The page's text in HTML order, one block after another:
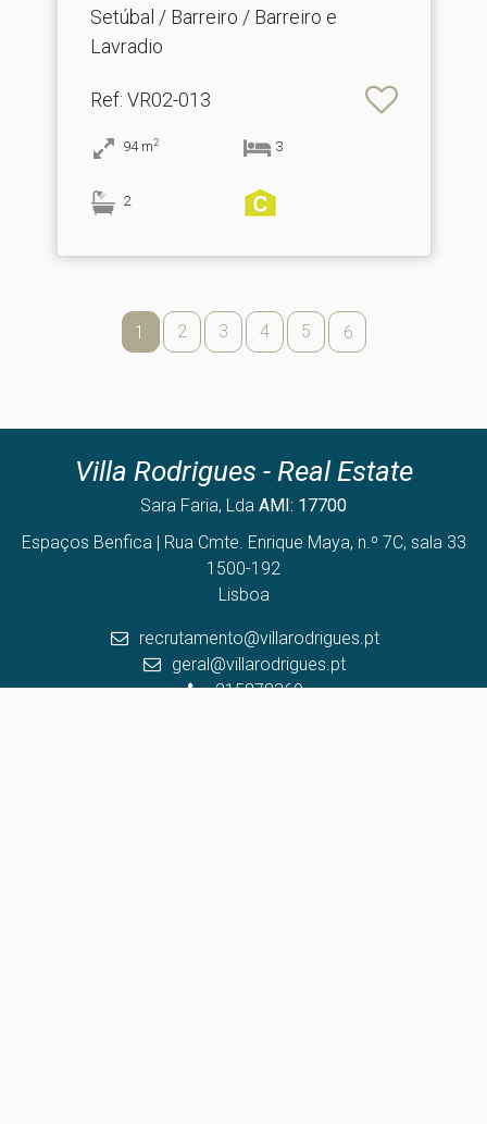
Setúbal / Barreiro / Barreiro e
Lavradio
Ref: VR02-013
94 m2 3
2
1 2 3 4 5 6
Villa Rodrigues - Real Estate
Sara Faria, Lda AMI: 17700
Espaços Benfica | Rua Cmte. Enrique Maya, n.º 7C, sala 33
1500-192
Lisboa
recrutamento@villarodrigues.pt
geral@villarodrigues.pt
215878360